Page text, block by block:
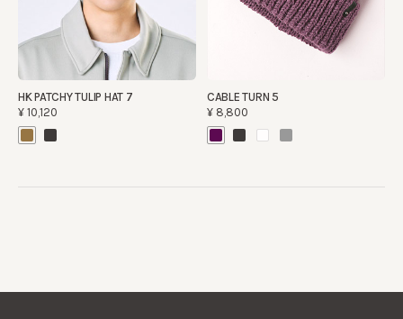
HK PATCHY TULIP HAT 7
¥10,120
CABLE TURN 5
¥8,800